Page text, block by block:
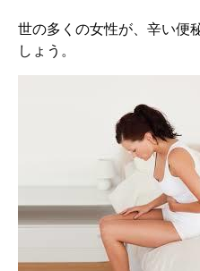
世の多くの女性が、辛い便
しょう。